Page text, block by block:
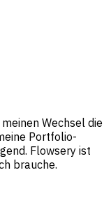
Wechsel die
Portfolio-
Flowsery ist
brauche.